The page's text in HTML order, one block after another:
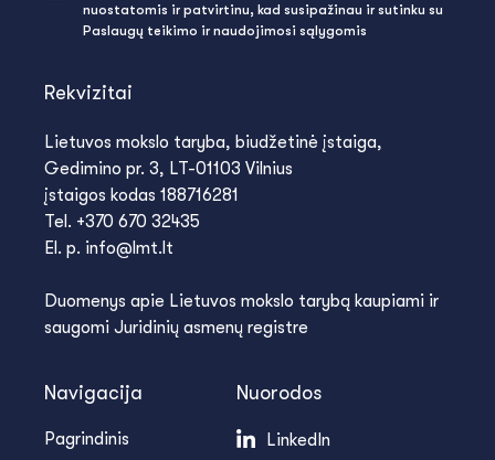
Rekvizitai
Lietuvos mokslo taryba, biudžetinė įstaiga,
Gedimino pr. 3, LT-01103 Vilnius
įstaigos kodas 188716281
Tel. +370 670 32435
El. p. info@lmt.lt
Duomenys apie Lietuvos mokslo tarybą kaupiami ir
saugomi Juridinių asmenų registre
Navigacija
Pagrindinis
Nuorodos
LinkedIn
nuostatomis ir patvirtinu, kad susipažinau ir sutinku su
Paslaugų teikimo ir naudojimosi sąlygomis